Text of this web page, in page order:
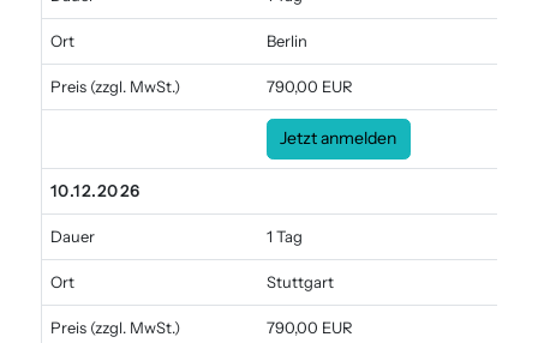
Ort Berlin
Preis (zzgl. MwSt.) 790,00 EUR
Jetzt anmelden
10.12.2026
Dauer 1 Tag
Ort Stuttgart
Preis (zzgl. MwSt.) 790,00 EUR